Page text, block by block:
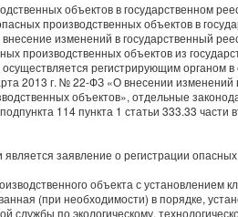
объектов в государственном
производственных объектов в
изменений в государственный
производственных объектов из
регистрирующим органом
2013 г. № 22-ФЗ «О внесении
объектов», отдельные
114 пункта 1 статьи 333.33 части
заявление о регистрации
объекта с установлением
(при необходимости) в порядке,
службы по экологическому,